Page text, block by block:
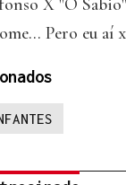
Pero eu aí